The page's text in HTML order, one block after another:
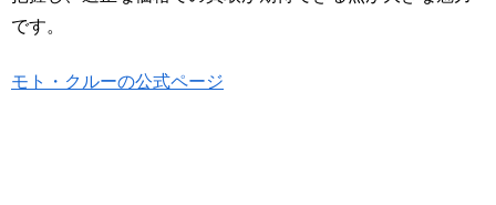
です。
モト・クルーの公式ページ